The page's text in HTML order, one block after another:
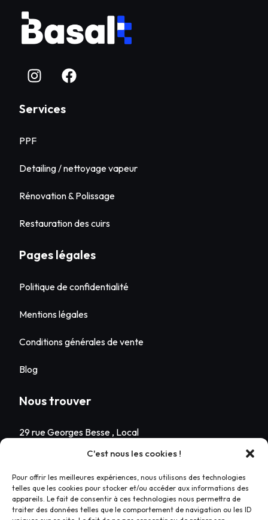
C'est nous les cookies !
Pour offrir les meilleures expériences, nous utilisons des technologies
telles que les cookies pour stocker et/ou accéder aux informations des
appareils. Le fait de consentir à ces technologies nous permettra de
traiter des données telles que le comportement de navigation ou les ID
Services
PPF
Detailing / nettoyage vapeur
Rénovation & Polissage
Restauration des cuirs
Pages légales
Politique de confidentialité
Mentions légales
Conditions générales de vente
Blog
Nous trouver
29 rue Georges Besse , Local
63100 Clermont-Ferrand
+33 6 59 05 42 62
Lun – ven. 8h30/12h30 –